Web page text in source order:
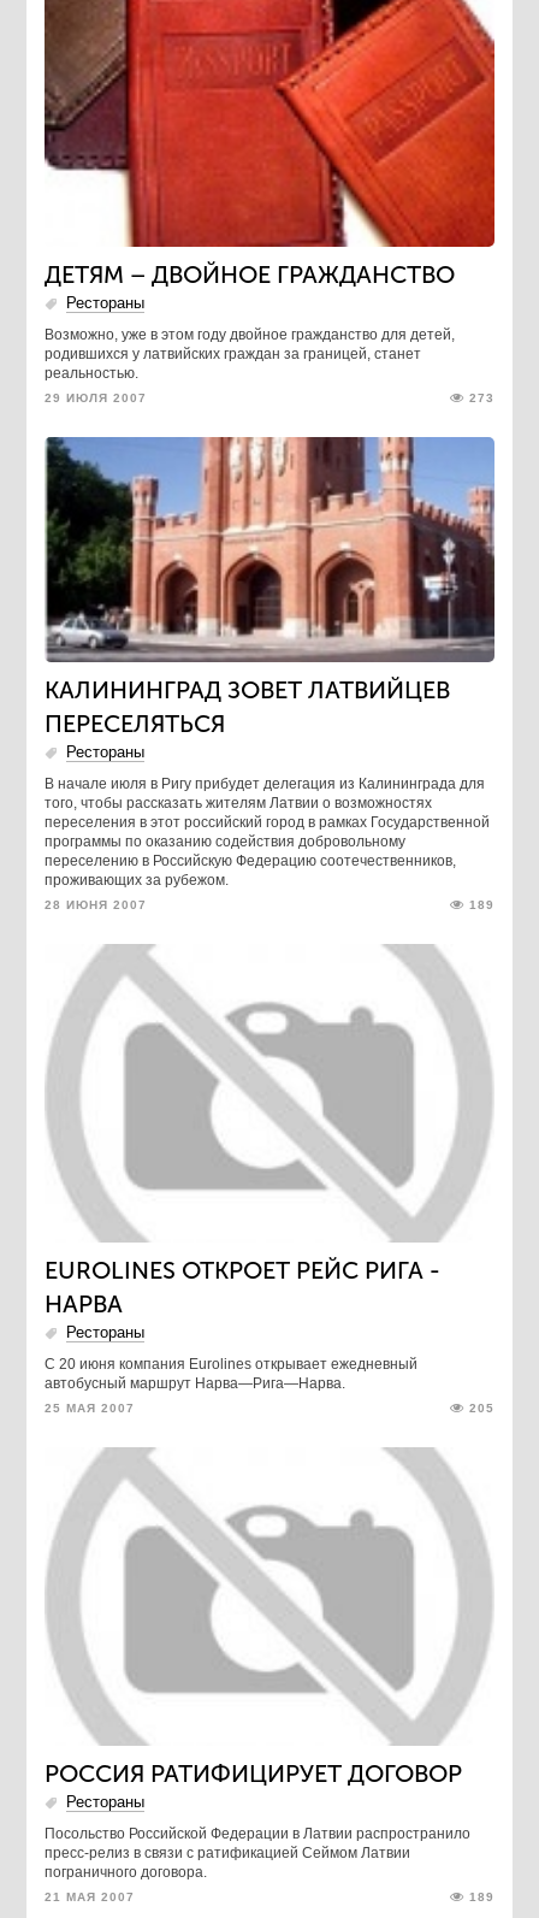
ДЕТЯМ – ДВОЙНОЕ ГРАЖДАНСТВО
Рестораны
Возможно, уже в этом году двойное гражданство для детей,
родившихся у латвийских граждан за границей, станет
реальностью.
29 ИЮЛЯ 2007 273
КАЛИНИНГРАД ЗОВЕТ ЛАТВИЙЦЕВ
ПЕРЕСЕЛЯТЬСЯ
Рестораны
В начале июля в Ригу прибудет делегация из Калининграда для
того, чтобы рассказать жителям Латвии о возможностях
переселения в этот российский город в рамках Государственной
программы по оказанию содействия добровольному
переселению в Российскую Федерацию соотечественников,
проживающих за рубежом.
28 ИЮНЯ 2007 189
EUROLINES ОТКРОЕТ РЕЙС РИГА -
НАРВА
Рестораны
С 20 июня компания Eurolines открывает ежедневный
автобусный маршрут Нарва—Рига—Нарва.
25 МАЯ 2007 205
РОССИЯ РАТИФИЦИРУЕТ ДОГОВОР
Рестораны
Посольство Российской Федерации в Латвии распространило
пресс-релиз в связи с ратификацией Сеймом Латвии
пограничного договора.
21 МАЯ 2007 189